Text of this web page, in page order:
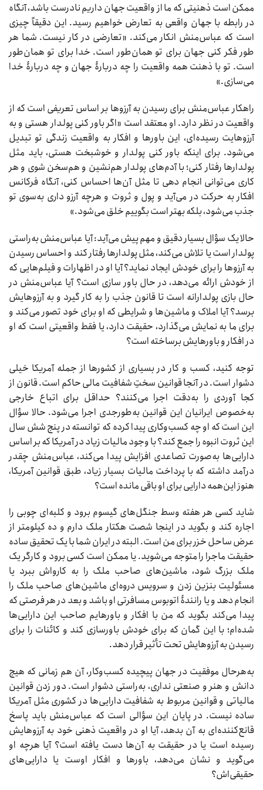
ممکن است ذهنیتی که ما از واقعیت جهان داریم نادرست باشد، آنگاه
در رابطه با جهان واقعی به تعارض خواهیم رسید. این دقیقاً چیزی
است که عباس‌منش انکار می‌کند. «تعارضی در کار نیست. شما هر
طور فکر کنی جهان برای تو همان‌طور است. خدا برای تو همان‌طور
است. تو با ذهنت همه واقعیت را چه دربارۀ جهان و چه دربارۀ خدا
می‌سازی.»
راهکار عباس‌منش برای رسیدن به آرزوها بر اساس تعریفی است که از
واقعیت در نظر دارد. او معتقد است «اگر باور کنی پولدار هستی و به
آرزوهایت رسیده‌ای، این باورها و افکار به واقعیت زندگی تو تبدیل
می‌شود. برای اینکه باور کنی پولدار و خوشبخت هستی، باید مثل
پولدارها رفتار کنی؛ با آدم‌های پولدار هم‌نشین و هم‌سخن شوی و هر
کاری می‌توانی انجام دهی تا مثل آن‌ها احساس کنی، آنگاه فرکانس
افکار به حرکت در می‌آید و پول و ثروت و هرچه آرزو داری به‌سوی تو
جذب می‌شود، بلکه بهتر است بگوییم خلق می‌شود.»
حالا یک سؤال بسیار دقیق و مهم پیش می‌آید: آیا عباس‌منش به‌راستی
پولدار است یا تلاش می‌کند، مثل پولدارها رفتار کند و احساس رسیدن
به آرزوها را برای خودش ایجاد نماید؟ آیا او در اظهارات و فیلم‌هایی که
از خودش ارائه می‌دهد، در حال باور سازی است؟ آیا عباس‌منش در
حال بازی پولدارانه است تا قانون جذب را به کار گیرد و به آرزوهایش
برسد؟ آیا املاک و ماشین‌ها و شرایطی که او برای خود تصور می‌کند و
برای ما به نمایش می‌گذارد، حقیقت دارد، یا فقط واقعیتی است که او
در افکار و باورهایش برساخته است؟
توجه کنید، کسب و کار در بسیاری از کشورها از جمله آمریکا خیلی
دشوار است. در آنجا قوانین سختِ شفافیت مالی حاکم است. قانون از
کجا آوردی را به‌دقت اجرا می‌کنند؟ حداقل برای اتباع خارجی
به‌خصوص ایرانیان این قوانین به‌طورجدی اجرا می‌شود. حالا سؤال
این است که او چه کسب‌وکاری پیدا کرده که توانسته در پنج شش سال
این ثروت انبوه را جمع کند؟ با وجود مالیات زیاد در آمریکا که بر اساس
دارایی‌ها به‌صورت تصاعدی افزایش پیدا می‌کند، عباس‌منش چقدر
درآمد داشته که با پرداخت مالیات بسیار زیاد، طبق قوانین آمریکا،
هنوز این‌همه دارایی برای او باقی مانده است؟
شاید کسی هر هفته وسط جنگل‌های گیسوم برود و کلبه‌ای چوبی را
اجاره کند و بگوید در اینجا شصت هکتار ملک دارم و ده کیلومتر از
عرض ساحل خزر برای من است. البته در ایران شما با یک تحقیق ساده
حقیقت ماجرا را متوجه می‌شوید. یا ممکن است کسی برود و کارگر یک
ملک بزرگ شود، ماشین‌های صاحب ملک را به کارواش ببرد یا
مسئولیت بنزین زدن و سرویس دروه‌ای ماشین‌های صاحب ملک را
انجام دهد و یا رانندۀ اتوبوس مسافرتی او باشد و بعد در هر فرصتی که
پیدا می‌کند بگوید که من با افکار و باورهایم صاحب این دارایی‌ها
شده‌ام؛ با این گمان که برای خودش باورسازی کند و کائنات را برای
رسیدن به آرزوهایش تحت تأثیر قرار دهد.
به‌هرحال موفقیت در جهان پیچیده کسب‌وکار، آن هم زمانی که هیچ
دانش و هنر و صنعتی نداری، به‌راستی دشوار است. دور زدن قوانین
مالیاتی و قوانین مربوط به شفافیت دارایی‌ها در کشوری مثل آمریکا
ساده نیست. در پایان این سؤالی است که عباس‌منش باید پاسخ
قانع‌کننده‌ای به آن بدهد، آیا او در واقعیت ذهنی خود به آرزوهایش
رسیده است یا در حقیقت به آن‌ها دست یافته است؟ آیا هرچه او
می‌گوید و نشان می‌دهد، باورها و افکار اوست یا دارایی‌های
حقیقی‌اش؟